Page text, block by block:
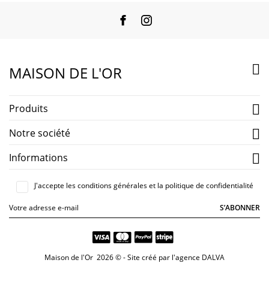
FacebookInstagram
MAISON DE L'OR 
Produits 
Notre société 
Informations 
Maison de l'Or 2026 © - Site créé par l'agence DALVA
J'accepte les conditions générales et la politique de confidentialité
S’ABONNER